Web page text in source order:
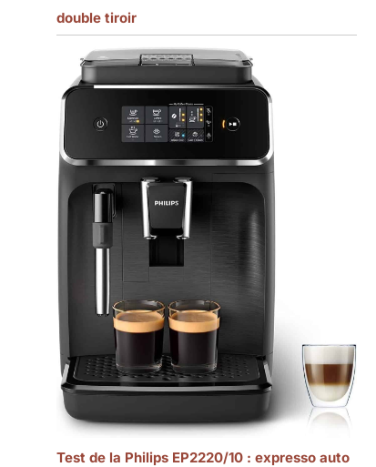
double tiroir
Test de la Philips EP2220/10 : expresso auto